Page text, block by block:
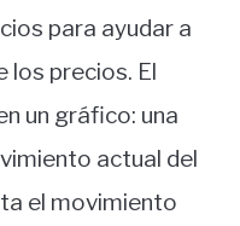
para ayudar a
los precios. El
un gráfico: una
actual del
el movimiento